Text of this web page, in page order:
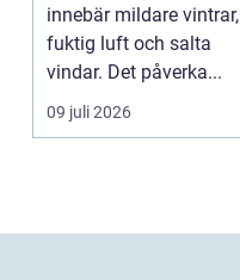
innebär mildare vintrar,
fuktig luft och salta
vindar. Det påverka...
09 juli 2026